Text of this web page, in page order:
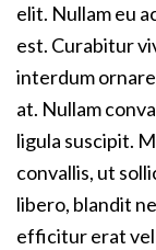
elit. Nullam eu
est. Curabitur
interdum
at. Nullam
ligula suscipit.
convallis, ut
libero, blandit
efficitur erat vel